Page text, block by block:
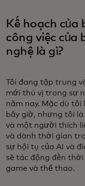
Kế hoạch của
công việc của
nghệ là gì?
Tôi đang tập trung
mới thú vị trong sự
năm nay. Mặc dù tôi
bây giờ, nhưng tôi
và một người thích
và dành thời gian
sự hội tụ của AI và
sẽ tác động đến
game và thể thao.